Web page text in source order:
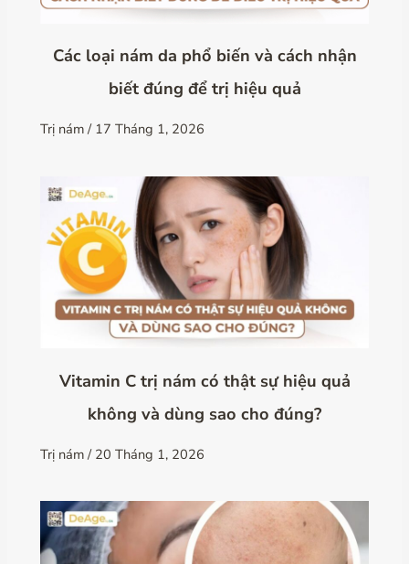
Các loại nám da phổ biến và cách nhận
biết đúng để trị hiệu quả
Trị nám/ 17 Tháng 1, 2026
Vitamin C trị nám có thật sự hiệu quả
không và dùng sao cho đúng?
Trị nám / 20 Tháng 1, 2026